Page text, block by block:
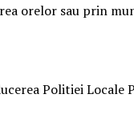
orelor sau prin
Politiei Locale